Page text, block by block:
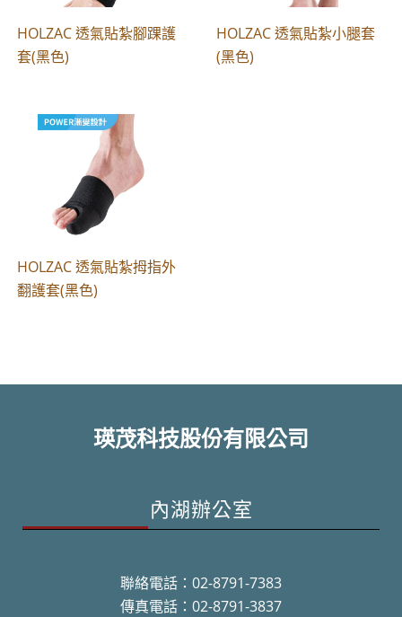
HOLZAC 透氣貼紮腳踝護
套(黑色)
HOLZAC 透氣貼紮小腿套
(黑色)
HOLZAC 透氣貼紮拇指外
翻護套(黑色)
瑛茂科技股份有限公司
內湖辦公室
聯絡電話：02-8791-7383
傳真電話：02-8791-3837